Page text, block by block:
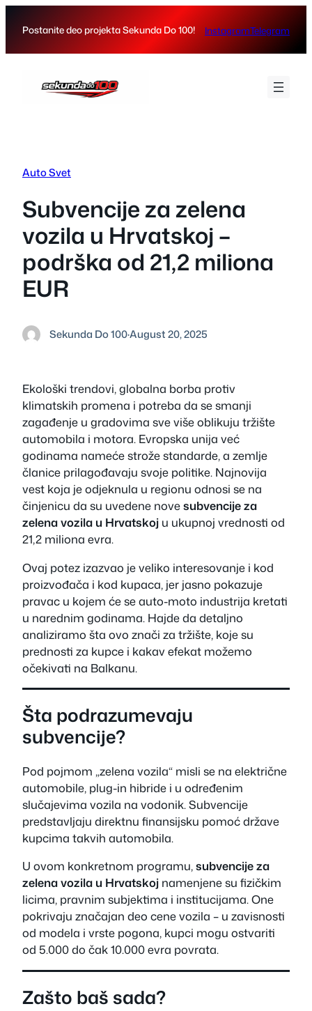
Postanite deo projekta Sekunda Do 100! InstagramTelegram
Auto Svet
Subvencije za zelena
vozila u Hrvatskoj –
podrška od 21,2 miliona
EUR
Sekunda Do 100·August 20, 2025
Ekološki trendovi, globalna borba protiv
klimatskih promena i potreba da se smanji
zagađenje u gradovima sve više oblikuju tržište
automobila i motora. Evropska unija već
godinama nameće strože standarde, a zemlje
članice prilagođavaju svoje politike. Najnovija
vest koja je odjeknula u regionu odnosi se na
činjenicu da su uvedene novesubvencije za
zelena vozila u Hrvatskoj u ukupnoj vrednosti od
21,2 miliona evra.
Ovaj potez izazvao je veliko interesovanje i kod
proizvođača i kod kupaca, jer jasno pokazuje
pravac u kojem će se auto-moto industrija kretati
u narednim godinama. Hajde da detaljno
analiziramo šta ovo znači za tržište, koje su
prednosti za kupce i kakav efekat možemo
očekivati na Balkanu.
Šta podrazumevaju
subvencije?
Pod pojmom „zelena vozila“ misli se na električne
automobile, plug-in hibride i u određenim
slučajevima vozila na vodonik. Subvencije
predstavljaju direktnu finansijsku pomoć države
kupcima takvih automobila.
U ovom konkretnom programu,subvencije za
zelena vozila u Hrvatskoj namenjene su fizičkim
licima, pravnim subjektima i institucijama. One
pokrivaju značajan deo cene vozila – u zavisnosti
od modela i vrste pogona, kupci mogu ostvariti
od 5.000 do čak 10.000 evra povrata.
Zašto baš sada?